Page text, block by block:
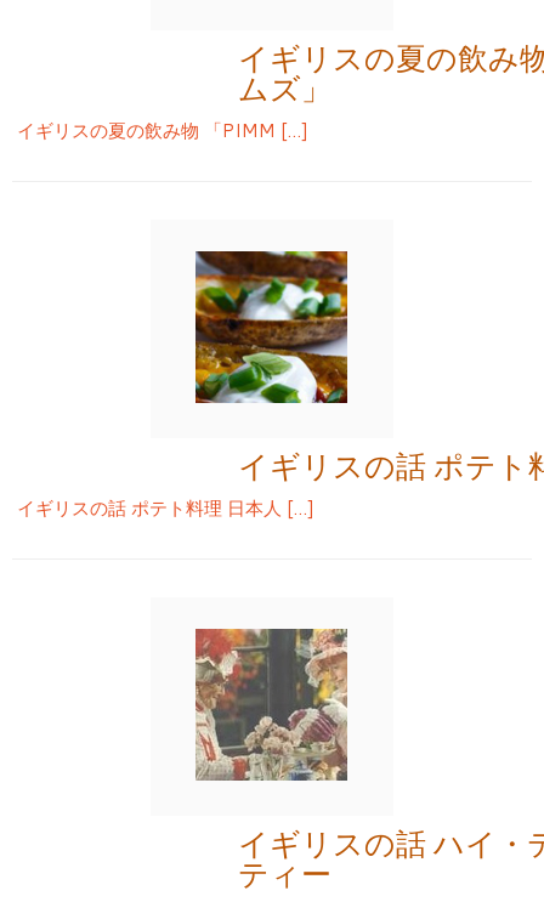
イギリスの夏の飲み
ムズ」
イギリスの夏の飲み物 「PIMM […]
イギリスの話 ポテト
イギリスの話 ポテト料理 日本人 […]
イギリスの話 ハイ・
ティー